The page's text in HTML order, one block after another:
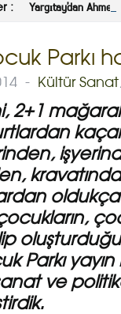
: Yargıtay’dan Ahmet
Parkı
- Kültür Sanat
2+1
oldukça
Parkı
ve